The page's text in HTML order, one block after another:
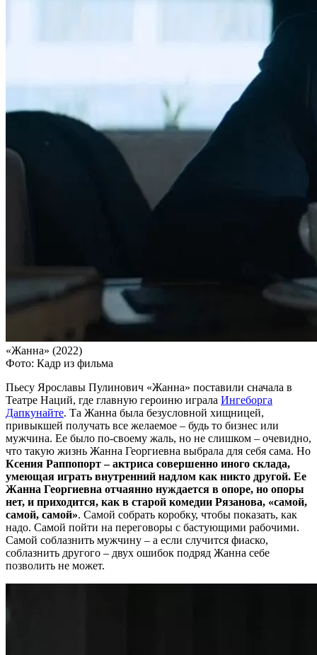
«Жанна» (2022)
Фото: Кадр из фильма
Пьесу Ярославы Пулинович «Жанна» поставили сначала в
Театре Наций, где главную героиню играла Ингеборга
Дапкунайте. Та Жанна была безусловной хищницей,
привыкшей получать все желаемое – будь то бизнес или
мужчина. Ее было по-своему жаль, но не слишком – очевидно,
что такую жизнь Жанна Георгиевна выбрала для себя сама. Но
Ксения Раппопорт – актриса совершенно иного склада,
умеющая играть внутренний надлом как никто другой. Ее
Жанна Георгиевна отчаянно нуждается в опоре, но опоры
нет, и приходится, как в старой комедии Рязанова, «самой,
самой, самой». Самой собрать коробку, чтобы показать, как
надо. Самой пойти на переговоры с бастующими рабочими.
Самой соблазнить мужчину – а если случится фиаско,
соблазнить другого – двух ошибок подряд Жанна себе
позволить не может.